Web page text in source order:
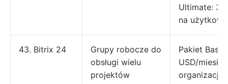
Ultimate: 3
na
43. Bitrix 24
Grupy robocze do
obsługi wielu
projektów
Pakiet
USD/
organizację